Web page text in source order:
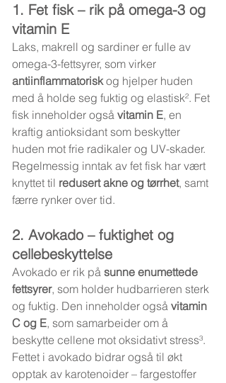
1. Fet fisk – rik på omega-3 og
vitamin E
Laks, makrell og sardiner er fulle av
omega-3-fettsyrer, som virker
antiinflammatorisk og hjelper huden
med å holde seg fuktig og elastisk². Fet
fisk inneholder også vitamin E, en
kraftig antioksidant som beskytter
huden mot frie radikaler og UV-skader.
Regelmessig inntak av fet fisk har vært
knyttet til redusert akne og tørrhet, samt
færre rynker over tid.
2. Avokado – fuktighet og
cellebeskyttelse
Avokado er rik på sunne enumettede
fettsyrer, som holder hudbarrieren sterk
og fuktig. Den inneholder også vitamin
C og E, som samarbeider om å
beskytte cellene mot oksidativt stress³.
Fettet i avokado bidrar også til økt
opptak av karotenoider – fargestoffer